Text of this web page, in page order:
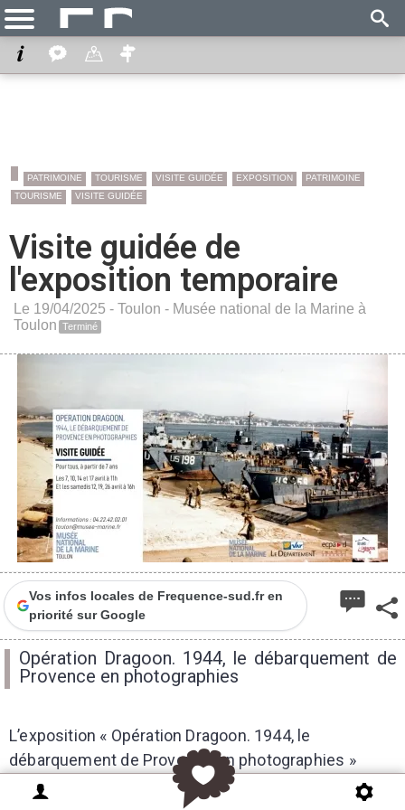
PATRIMOINE TOURISME VISITE GUIDÉE EXPOSITION
PATRIMOINE
TOURISME
VISITE GUIDÉE
Visite guidée de
l'exposition temporaire
Le 19/04/2025 - Toulon - Musée national de la Marine à
Toulon Terminé
Vos infos locales de Frequence-sud.fr en
priorité sur Google
Opération Dragoon. 1944, le débarquement de
Provence en photographies
L’exposition « Opération Dragoon. 1944, le
débarquement de Provence en photographies »
présente de nombreux clichés provenant aussi bien